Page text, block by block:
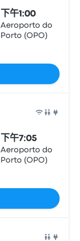
下午1:00
Aeroporto do
Porto (OPO)
下午7:05
Aeroporto do
Porto (OPO)